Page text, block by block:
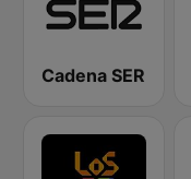
Cadena SER